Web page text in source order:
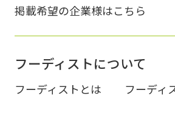
掲載希望の企業様はこちら
フーディストについて
フーディストとは フーディ